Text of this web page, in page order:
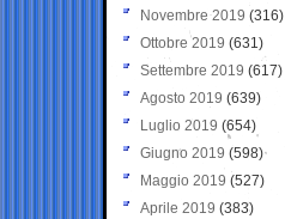
Novembre 2019 (316)
Ottobre 2019 (631)
Settembre 2019 (617)
Agosto 2019 (639)
Luglio 2019 (654)
Giugno 2019 (598)
Maggio 2019 (527)
Aprile 2019 (383)